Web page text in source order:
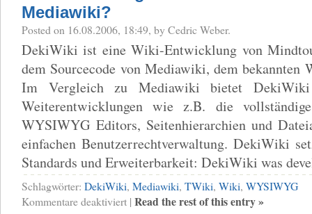
Mediawiki?
Posted on 16.08.2006, 18:49, by Cedric Weber.
DekiWiki ist eine Wiki-Entwicklung von
dem Sourcecode von Mediawiki, dem
Im Vergleich zu Mediawiki bietet DekiWiki
Weiterentwicklungen wie z.B. die
WYSIWYG Editors, Seitenhierarchien und
einfachen Benutzerrechtverwaltung. DekiWiki
Standards und Erweiterbarkeit: DekiWiki was
Schlagwörter: DekiWiki, Mediawiki, TWiki, Wiki, WYSIWYG
Kommentare deaktiviert für
DekiWiki
| Read the rest of this entry »